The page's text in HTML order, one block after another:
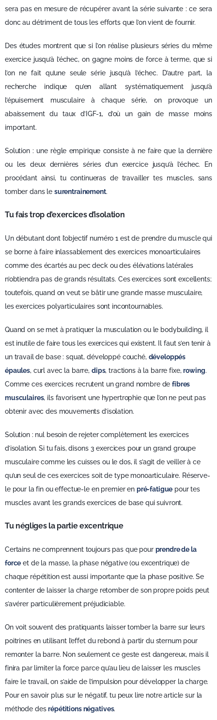
sera pas en mesure de récupérer avant la série suivante : ce sera
donc au détriment de tous les efforts que l’on vient de fournir.
Des études montrent que si l’on réalise plusieurs séries du même
exercice jusqu’à l’échec, on gagne moins de force à terme, que si
l’on ne fait qu’une seule série jusqu’à l’échec. D’autre part, la
recherche indique qu’en allant systématiquement jusqu’à
l’épuisement musculaire à chaque série, on provoque un
abaissement du taux d’IGF-1, d’où un gain de masse moins
important.
Solution : une règle empirique consiste à ne faire que la dernière
ou les deux dernières séries d’un exercice jusqu’à l’échec. En
procédant ainsi, tu continueras de travailler tes muscles, sans
tomber dans le surentrainement.
Tu fais trop d’exercices d’isolation
Un débutant dont l’objectif numéro 1 est de prendre du muscle qui
se borne à faire inlassablement des exercices monoarticulaires
comme des écartés au pec deck ou des élévations latérales
n’obtiendra pas de grands résultats. Ces exercices sont excellents;
toutefois, quand on veut se bâtir une grande masse musculaire,
les exercices polyarticulaires sont incontournables.
Quand on se met à pratiquer la musculation ou le bodybuilding, il
est inutile de faire tous les exercices qui existent. Il faut s’en tenir à
un travail de base : squat, développé couché, développés
épaules, curl avec la barre, dips, tractions à la barre fixe,rowing.
Comme ces exercices recrutent un grand nombre defibres
musculaires, ils favorisent une hypertrophie que l’on ne peut pas
obtenir avec des mouvements d’isolation.
Solution : nul besoin de rejeter complètement les exercices
d’isolation. Si tu fais, disons 3 exercices pour un grand groupe
musculaire comme les cuisses ou le dos, il s’agit de veiller à ce
qu’un seul de ces exercices soit de type monoarticulaire. Réserve-
le pour la fin ou effectue-le en premier en pré-fatigue pour tes
muscles avant les grands exercices de base qui suivront.
Tu négliges la partie excentrique
Certains ne comprennent toujours pas que pour prendre de la
force et de la masse, la phase négative (ou excentrique) de
chaque répétition est aussi importante que la phase positive. Se
contenter de laisser la charge retomber de son propre poids peut
s’avérer particulièrement préjudiciable.
On voit souvent des pratiquants laisser tomber la barre sur leurs
poitrines en utilisant l’effet du rebond à partir du sternum pour
remonter la barre. Non seulement ce geste est dangereux, mais il
finira par limiter la force parce qu’au lieu de laisser les muscles
faire le travail, on s’aide de l’impulsion pour développer la charge.
Pour en savoir plus sur le négatif, tu peux lire notre article sur la
méthode desrépétitions négatives.